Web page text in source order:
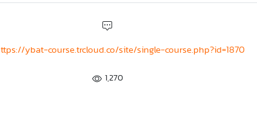
ybat-course.trcloud.co/site/single-course.php?id=1870
1,270